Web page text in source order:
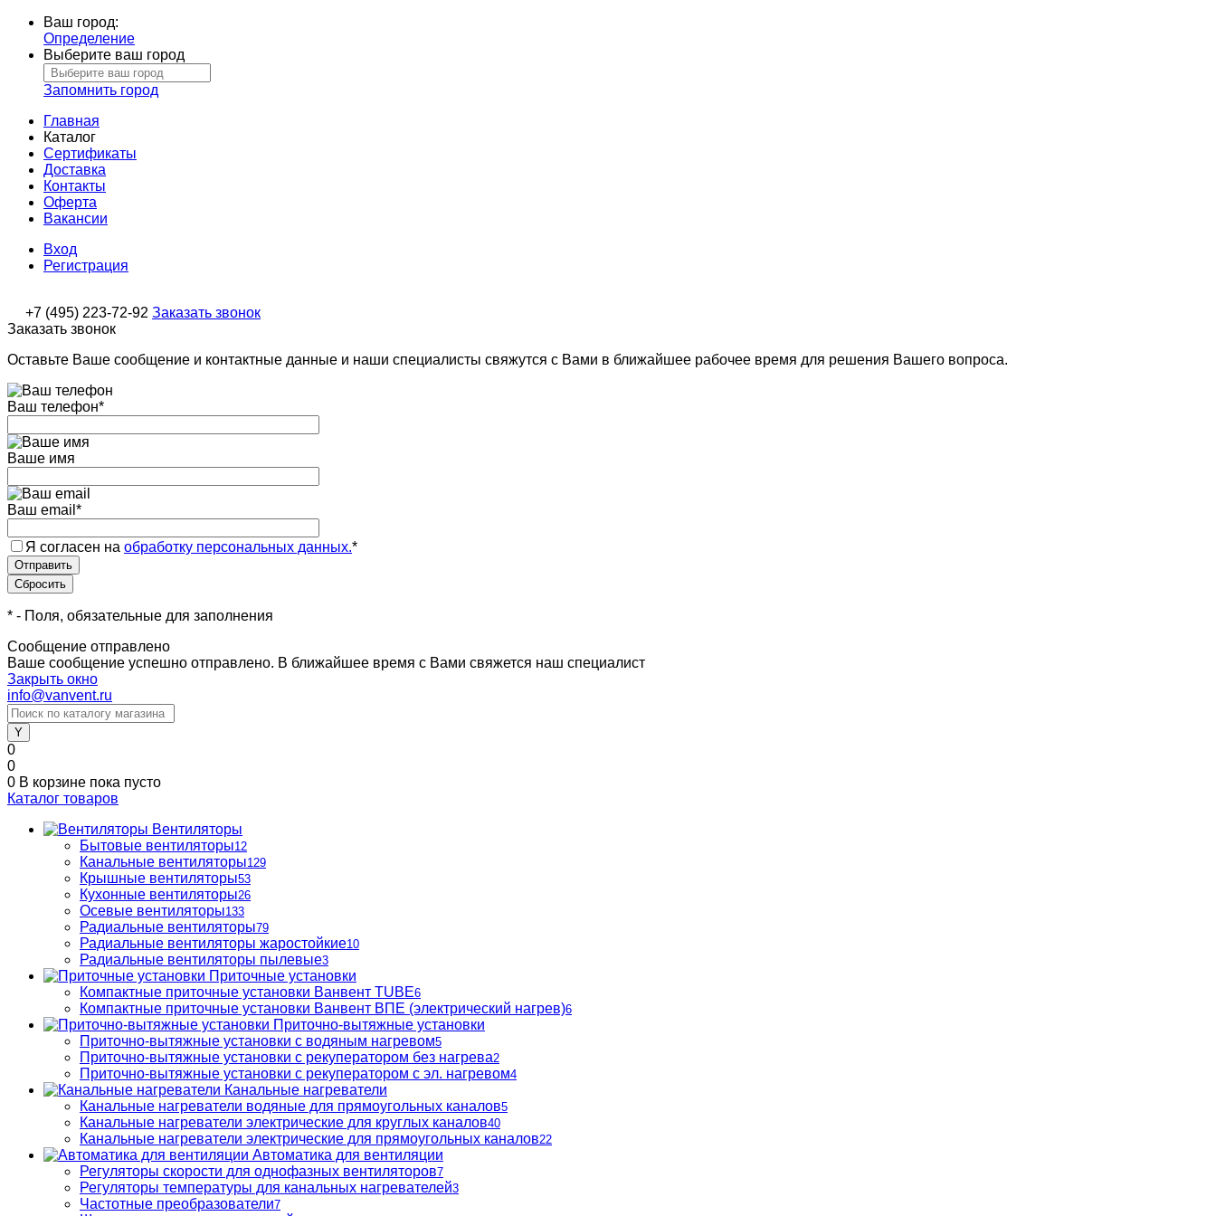
Ваш город:
Определение
Выберите ваш город
Запомнить город
Главная
Каталог
Сертификаты
Доставка
Контакты
Оферта
Вакансии
Вход
Регистрация
+7 (495) 223-72-92 Заказать звонок
Заказать звонок
Оставьте Ваше сообщение и контактные данные и наши специалисты свяжутся с Вами в ближайшее рабочее время для решения Вашего вопроса.
Ваш телефон*
Ваше имя
Ваш email *
Я согласен на обработку персональных данных.*
* - Поля, обязательные для заполнения
Сообщение отправлено
Ваше сообщение успешно отправлено. В ближайшее время с Вами свяжется наш специалист
Закрыть окно
info@vanvent.ru
0
0
0 В корзине пока пусто
Каталог товаров
Вентиляторы
Бытовые вентиляторы12
Канальные вентиляторы129
Крышные вентиляторы53
Кухонные вентиляторы26
Осевые вентиляторы133
Радиальные вентиляторы79
Радиальные вентиляторы жаростойкие10
Радиальные вентиляторы пылевые3
Приточные установки
Компактные приточные установки Ванвент TUBE6
Компактные приточные установки Ванвент ВПЕ (электрический нагрев)6
Приточно-вытяжные установки
Приточно-вытяжные установки с водяным нагревом5
Приточно-вытяжные установки с рекуператором без нагрева2
Приточно-вытяжные установки с рекуператором с эл. нагревом4
Канальные нагреватели
Канальные нагреватели водяные для прямоугольных каналов5
Канальные нагреватели электрические для круглых каналов40
Канальные нагреватели электрические для прямоугольных каналов22
Автоматика для вентиляции
Регуляторы скорости для однофазных вентиляторов7
Регуляторы температуры для канальных нагревателей3
Частотные преобразователи7